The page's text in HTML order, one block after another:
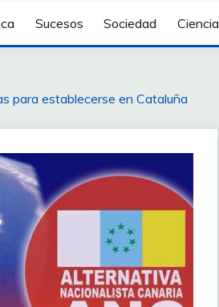
Sucesos Sociedad Ciencia
para establecerse en Cataluña